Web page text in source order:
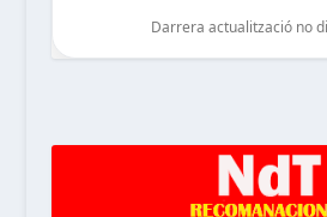
Darrera actualització no